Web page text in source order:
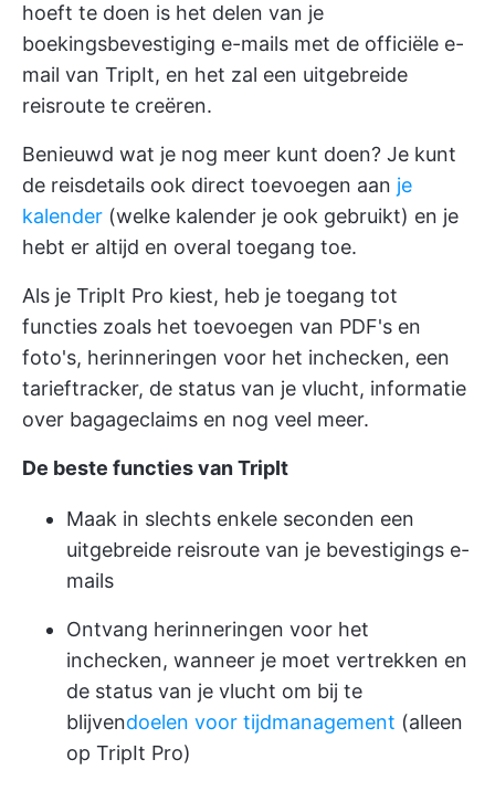
hoeft te doen is het delen van je
boekingsbevestiging e-mails met de officiële e-
mail van TripIt, en het zal een uitgebreide
reisroute te creëren.
Benieuwd wat je nog meer kunt doen? Je kunt
de reisdetails ook direct toevoegen aan je
kalender (welke kalender je ook gebruikt) en je
hebt er altijd en overal toegang toe.
Als je TripIt Pro kiest, heb je toegang tot
functies zoals het toevoegen van PDF's en
foto's, herinneringen voor het inchecken, een
tarieftracker, de status van je vlucht, informatie
over bagageclaims en nog veel meer.
De beste functies van TripIt
Maak in slechts enkele seconden een
uitgebreide reisroute van je bevestigings e-
mails
Ontvang herinneringen voor het
inchecken, wanneer je moet vertrekken en
de status van je vlucht om bij te
blijvendoelen voor tijdmanagement (alleen
op TripIt Pro)